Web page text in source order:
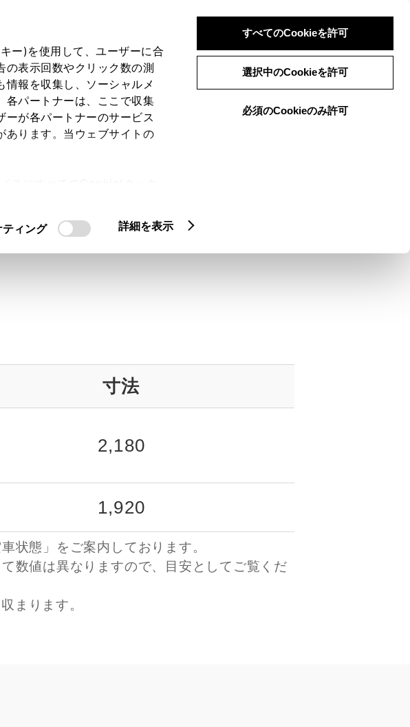
ー)を使用して、ユーザーに合
表示回数やクリック数の測
報を収集し、ソーシャルメ
各パートナーは、ここで収集
ーが各パートナーのサービス
あります。当ウェブサイトの
ィング 詳細を表示
すべてのCookieを許可
選択中のCookieを許可
必須のCookieのみ許可
ログイン 検索 メニュー
寸法
2,180
1,920
状態」をご案内しております。
数値は異なりますので、目安としてご覧くだ
まります。